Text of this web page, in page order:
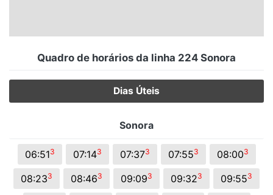
Quadro de horários da linha 224 Sonora
Dias Úteis
Sonora
06:513 07:143 07:373 07:553 08:003
08:233 08:463 09:093 09:323 09:553